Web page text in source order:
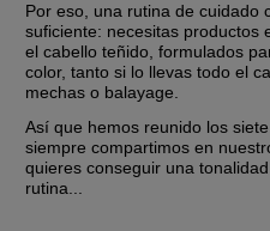
Por eso, una rutina de cuidado
suficiente: necesitas productos
el cabello teñido, formulados
color, tanto si lo llevas todo el
mechas o balayage.
Así que hemos reunido los
siempre compartimos en
quieres conseguir una
rutina...